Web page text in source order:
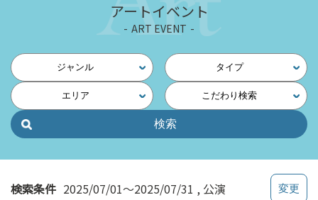
読
他
ペ
の
アートイベント
ART EVENT
ジャンル タイプ
エリア こだわり検索
検索条件 2025/07/01～2025/07/31 公演